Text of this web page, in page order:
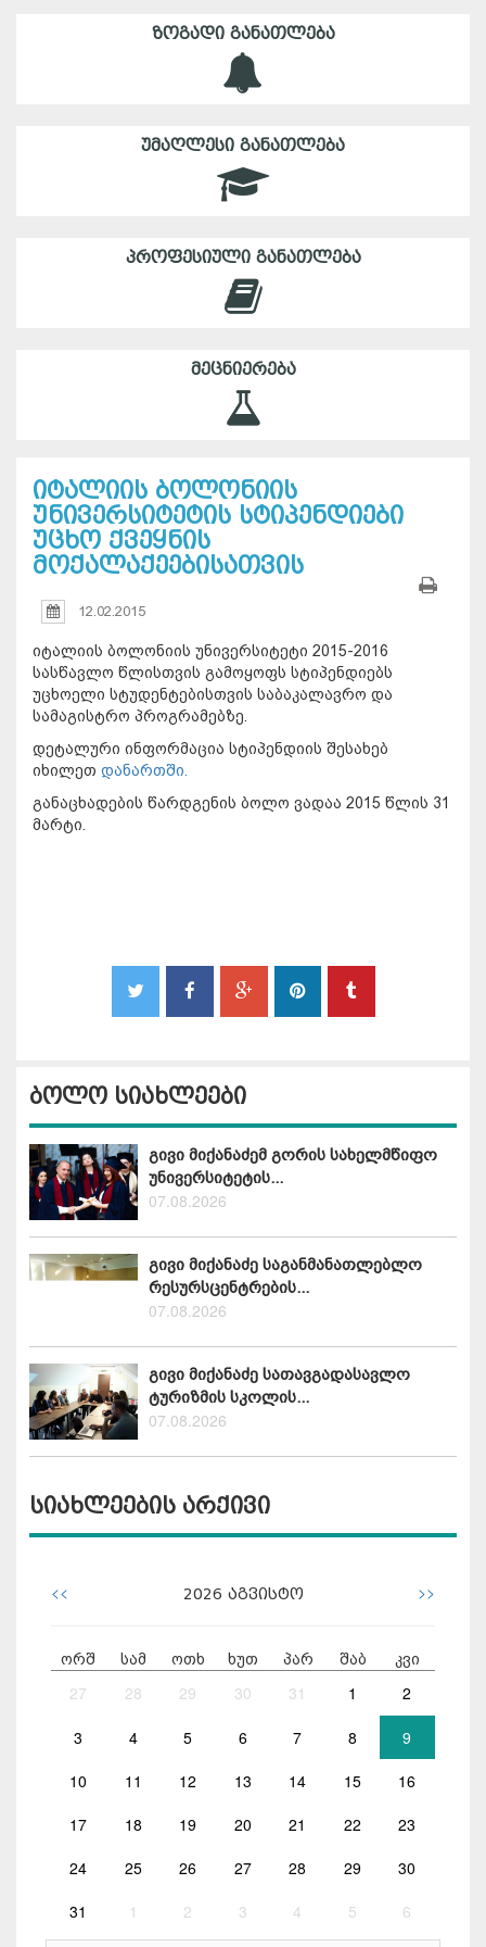
ᲖᲝᲒᲐᲓᲘ ᲒᲐᲜᲐᲗᲚᲔᲑᲐ
ᲣᲛᲐᲦᲚᲔᲡᲘ ᲒᲐᲜᲐᲗᲚᲔᲑᲐ
ᲞᲠᲝᲤᲔᲡᲘᲣᲚᲘ ᲒᲐᲜᲐᲗᲚᲔᲑᲐ
ᲛᲔᲪᲜᲘᲔᲠᲔᲑᲐ
იტალიის ბოლონიის
უნივერსიტეტის სტიპენდიები
უცხო ქვეყნის
მოქალაქეებისათვის
12.02.2015
იტალიის ბოლონიის უნივერსიტეტი 2015-2016
სასწავლო წლისთვის გამოყოფს სტიპენდიებს
უცხოელი სტუდენტებისთვის საბაკალავრო და
სამაგისტრო პროგრამებზე.
დეტალური ინფორმაცია სტიპენდიის შესახებ
იხილეთ დანართში.
განაცხადების წარდგენის ბოლო ვადაა 2015 წლის 31
მარტი.
ბოლო სიახლეები
გივი მიქანაძემ გორის სახელმწიფო
უნივერსიტეტის...
07.08.2026
გივი მიქანაძე საგანმანათლებლო
რესურსცენტრების...
07.08.2026
გივი მიქანაძე სათავგადასავლო
ტურიზმის სკოლის...
07.08.2026
სიახლეების არქივი
<< 2026 აგვისტო >>
ორშ სამ ოთხ ხუთ პარ შაბ კვი
27 28 29 30 31 1 2
3 4 5 6 7 8 9
10 11 12 13 14 15 16
17 18 19 20 21 22 23
24 25 26 27 28 29 30
31 1 2 3 4 5 6